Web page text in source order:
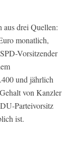
drei Quellen:
monatlich,
Vorsitzender
und jährlich
von Kanzler
Parteivorsitz
ist.